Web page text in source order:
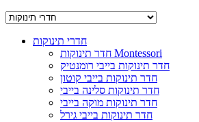
חדרי תינוקות
חדר תינוקות Montessori
חדר תינוקות בייבי רומנטיק
חדר תינוקות בייבי קוטון
חדר תינוקות סלינה בייבי
חדר תינוקות מוקה בייבי
חדר תינוקות בייבי גירל